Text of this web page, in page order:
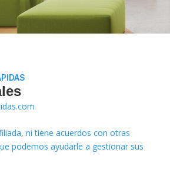
ni tiene acuerdos con otras
podemos ayudarle a gestionar sus